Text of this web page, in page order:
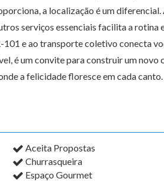
a localização é um
serviços essenciais facilita a
e ao transporte coletivo conecta
é um convite para construir um
a felicidade floresce em cada canto.
Aceita Propostas
Churrasqueira
Espaço Gourmet